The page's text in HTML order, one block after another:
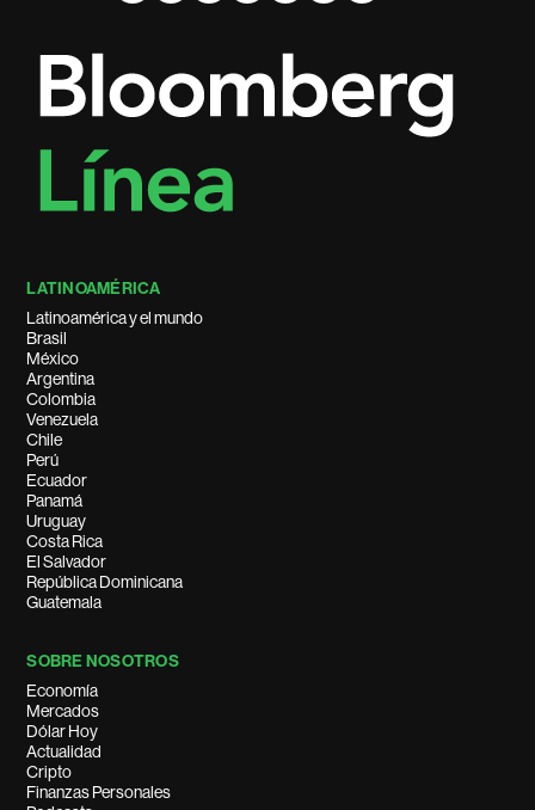
LATINOAMÉRICA
Latinoamérica y el mundo
Brasil
México
Argentina
Colombia
Venezuela
Chile
Perú
Ecuador
Panamá
Uruguay
Costa Rica
El Salvador
República Dominicana
Guatemala
SOBRE NOSOTROS
Economía
Mercados
Dólar Hoy
Actualidad
Cripto
Finanzas Personales